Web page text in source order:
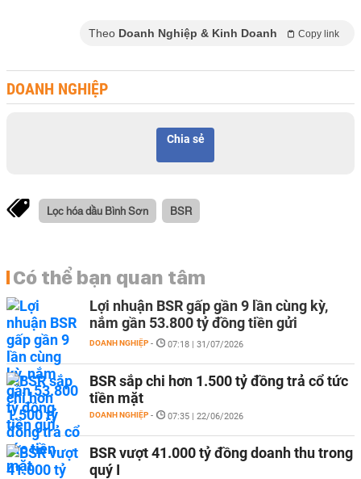
Theo Doanh Nghiệp & Kinh Doanh Copy link
DOANH NGHIỆP
Chia sẻ
Lọc hóa dầu Bình Sơn BSR
Có thể bạn quan tâm
Lợi nhuận BSR gấp gần 9 lần cùng kỳ,
nắm gần 53.800 tỷ đồng tiền gửi
DOANH NGHIỆP - 07:18 | 31/07/2026
BSR sắp chi hơn 1.500 tỷ đồng trả cổ tức
tiền mặt
DOANH NGHIỆP - 07:35 | 22/06/2026
BSR vượt 41.000 tỷ đồng doanh thu trong
quý I